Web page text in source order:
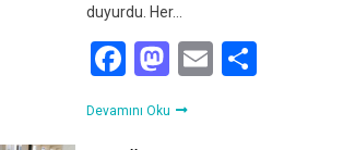
duyurdu. Her…
Facebook
Mastodon
Email
Devamını Oku